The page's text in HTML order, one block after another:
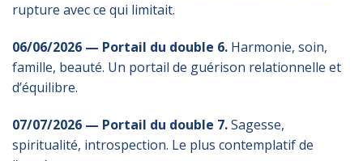
rupture avec ce qui limitait.
06/06/2026 — Portail du double 6. Harmonie, soin,
famille, beauté. Un portail de guérison relationnelle et
d’équilibre.
07/07/2026 — Portail du double 7.Sagesse,
spiritualité, introspection. Le plus contemplatif de